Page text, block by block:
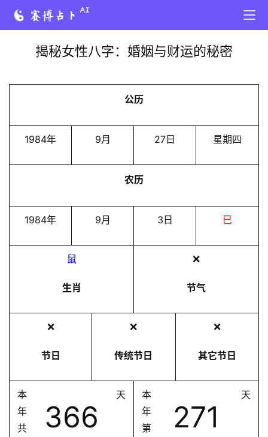
揭秘女性八字：婚姻与财运的秘密
公历
1984年 9月 27日 星期四
农历
1984年 9月 3日 巳
鼠
生肖
❌
节气
❌
节日
❌
传统节日
❌
其它节日
本
年
共
366
天
本
年
第
271
天